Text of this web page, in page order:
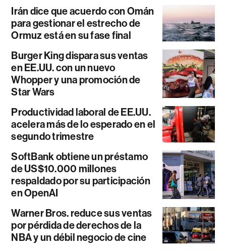
Irán dice que acuerdo con Omán
para gestionar el estrecho de
Ormuz está en su fase final
Burger King dispara sus ventas
en EE.UU. con un nuevo
Whopper y una promoción de
Star Wars
Productividad laboral de EE.UU.
acelera más de lo esperado en el
segundo trimestre
SoftBank obtiene un préstamo
de US$10.000 millones
respaldado por su participación
en OpenAI
Warner Bros. reduce sus ventas
por pérdida de derechos de la
NBA y un débil negocio de cine